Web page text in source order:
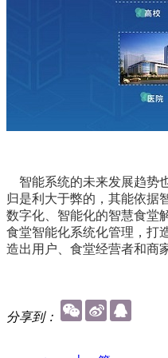
智能系统的未来发展趋势
归是利大于弊的，其能依据
数字化、智能化的智慧食堂
食堂智能化系统化管理，打
造出用户、食堂经营者和商
分享到：